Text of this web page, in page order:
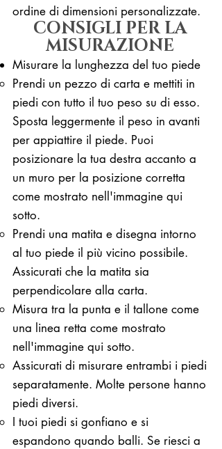
ordine di dimensioni personalizzate.
CONSIGLI PER LA
MISURAZIONE
Misurare la lunghezza del tuo piede
Prendi un pezzo di carta e mettiti in
piedi con tutto il tuo peso su di esso. ​
Sposta leggermente il peso in avanti
per appiattire il piede. Puoi
posizionare la tua destra accanto a
un muro per la posizione corretta
come mostrato nell'immagine qui
sotto.
Prendi una matita e disegna intorno
al tuo piede il più vicino possibile.
Assicurati che la matita sia
perpendicolare alla carta.
Misura tra la punta e il tallone come
una linea retta come mostrato
nell'immagine qui sotto.
Assicurati di misurare entrambi i piedi
separatamente. Molte persone hanno
piedi diversi.
I tuoi piedi si gonfiano e si
espandono quando balli. Se riesci a